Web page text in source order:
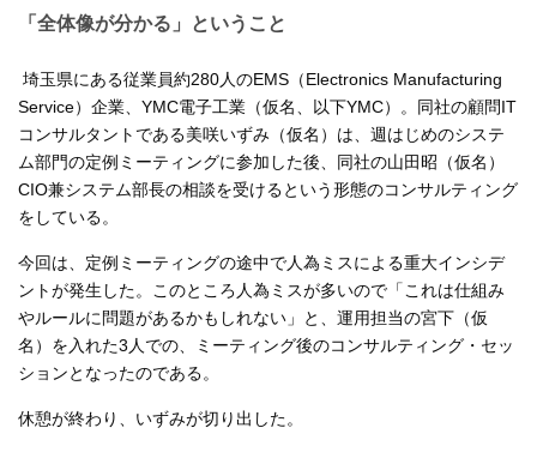
「全体像が分かる」ということ
埼玉県にある従業員約280人のEMS（Electronics Manufacturing
Service）企業、YMC電子工業（仮名、以下YMC）。同社の顧問IT
コンサルタントである美咲いずみ（仮名）は、週はじめのシステ
ム部門の定例ミーティングに参加した後、同社の山田昭（仮名）
CIO兼システム部長の相談を受けるという形態のコンサルティング
をしている。
今回は、定例ミーティングの途中で人為ミスによる重大インシデ
ントが発生した。このところ人為ミスが多いので「これは仕組み
やルールに問題があるかもしれない」と、運用担当の宮下（仮
名）を入れた3人での、ミーティング後のコンサルティング・セッ
ションとなったのである。
休憩が終わり、いずみが切り出した。